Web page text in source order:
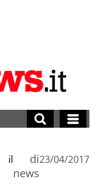
di
news
il 23/04/2017